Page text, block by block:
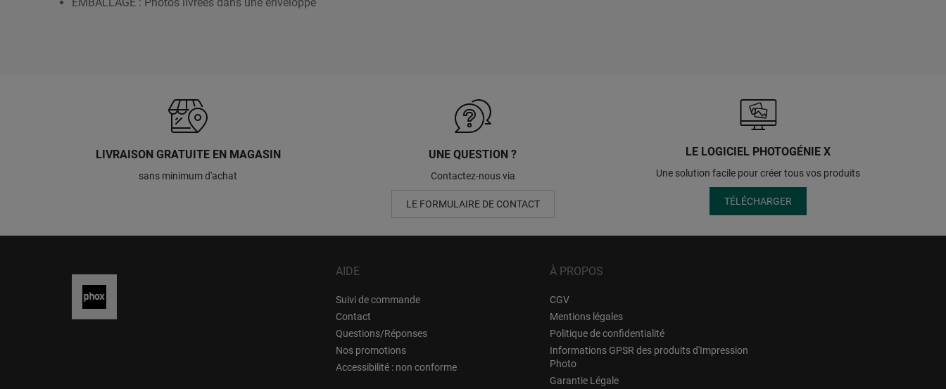
LIVRAISON GRATUITE EN MAGASIN
sans minimum d'achat
UNE QUESTION ?
Contactez-nous via
LE FORMULAIRE DE CONTACT
LE LOGICIEL PHOTOGÉNIE X
Une solution facile pour créer tous vos produits
TÉLÉCHARGER
AIDE
Suivi de commande
Contact
Questions/Réponses
Nos promotions
Accessibilité : non conforme
À PROPOS
CGV
Mentions légales
Politique de confidentialité
Informations GPSR des produits d'Impression
Photo
Garantie Légale